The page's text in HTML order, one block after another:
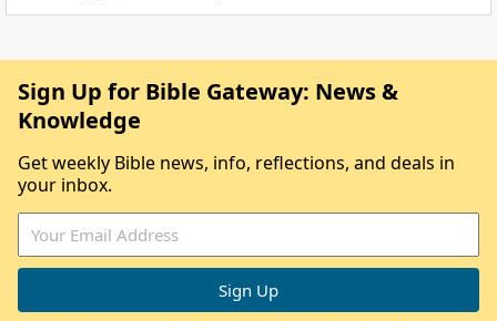
Sign Up for Bible Gateway: News &
Knowledge
Get weekly Bible news, info, reflections, and deals in
your inbox.